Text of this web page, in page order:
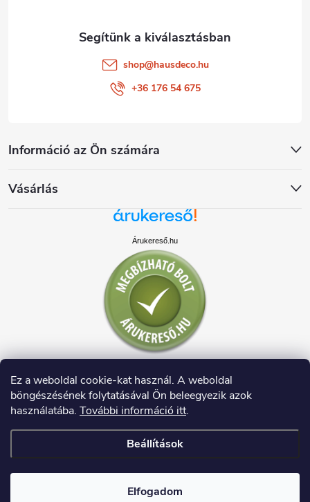
Ez a weboldal cookie-kat használ. A weboldal
böngészésének folytatásával Ön beleegyezik azok
használatába. További információ itt.
Beállítások
Elfogadom
Információ az Ön számára
Vásárlás
shop@hausdeco.hu
+36 176 54 675
Árukereső.hu
Copyright 2026HAUSDECO.HU. Minden jog fenntartva.